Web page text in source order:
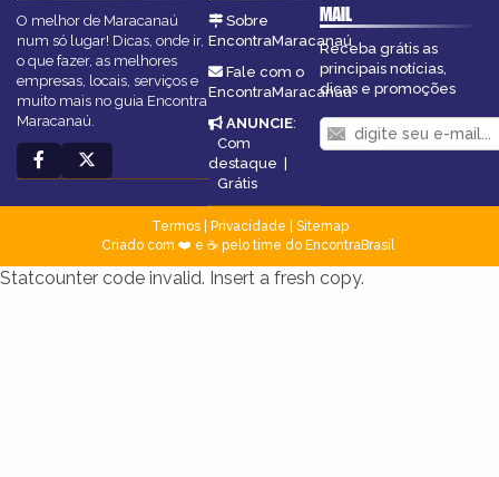
O melhor de Maracanaú
num só lugar! Dicas, onde ir,
o que fazer, as melhores
empresas, locais, serviços e
muito mais no guia Encontra
Maracanaú.
Sobre
EncontraMaracanaú
Fale com o
EncontraMaracanaú
ANUNCIE:
Com
destaque
Grátis
MAIL
Receba grátis as
principais notícias,
dicas e promoções
Termos| Privacidade
Sitemap
Criado com ❤️ e ☕ pelo time do EncontraBrasil
Statcounter code invalid. Insert a fresh copy.